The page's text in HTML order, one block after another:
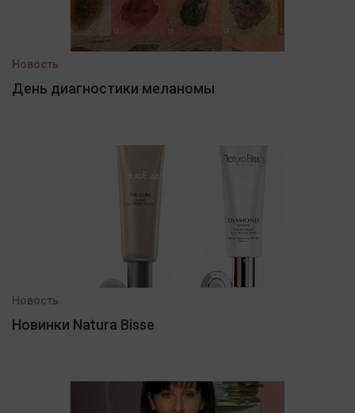
Новость
День диагностики меланомы
Новость
Новинки Natura Bisse